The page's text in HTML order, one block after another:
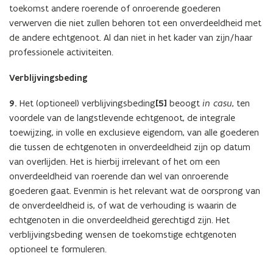
toekomst andere roerende of onroerende goederen
verwerven die niet zullen behoren tot een onverdeeldheid met
de andere echtgenoot. Al dan niet in het kader van zijn/haar
professionele activiteiten.
Verblijvingsbeding
9. Het (optioneel) verblijvingsbeding[5] beoogt in casu, ten
voordele van de langstlevende echtgenoot, de integrale
toewijzing, in volle en exclusieve eigendom, van alle goederen
die tussen de echtgenoten in onverdeeldheid zijn op datum
van overlijden. Het is hierbij irrelevant of het om een
onverdeeldheid van roerende dan wel van onroerende
goederen gaat. Evenmin is het relevant wat de oorsprong van
de onverdeeldheid is, of wat de verhouding is waarin de
echtgenoten in die onverdeeldheid gerechtigd zijn. Het
verblijvingsbeding wensen de toekomstige echtgenoten
optioneel te formuleren.